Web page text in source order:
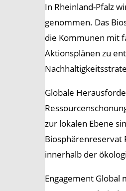
In Rheinland-Pfalz
genommen. Das
die Kommunen mit
Aktionsplänen zu
Globale
zur lokalen Ebene
Biosphärenreservat
innerhalb der
Engagement